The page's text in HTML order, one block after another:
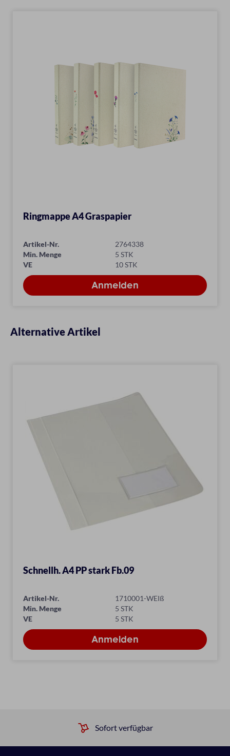
Ringmappe A4 Graspapier
Artikel-Nr.
2764338
Min. Menge
5 STK
VE
10 STK
Alternative Artikel
Schnellh. A4 PP stark Fb.09
Artikel-Nr.
1710001-WEIß
Min. Menge
5 STK
VE
5 STK
Sofort verfügbar